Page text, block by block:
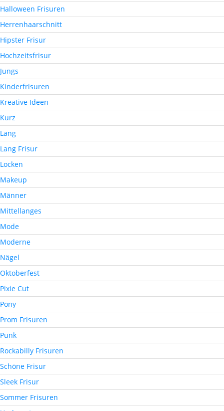
Halloween Frisuren
Herrenhaarschnitt
Hipster Frisur
Hochzeitsfrisur
Jungs
Kinderfrisuren
Kreative Ideen
Kurz
Lang
Lang Frisur
Locken
Makeup
Männer
Mittellanges
Mode
Moderne
Nägel
Oktoberfest
Pixie Cut
Pony
Prom Frisuren
Punk
Rockabilly Frisuren
Schöne Frisur
Sleek Frisur
Sommer Frisuren